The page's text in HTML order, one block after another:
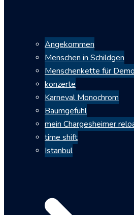
Angekommen
Menschen in Schildgen
Menschenkette für
konzerte
Karneval Monochrom
Baumgefühl
mein Chargesheimer
time shift
Istanbul